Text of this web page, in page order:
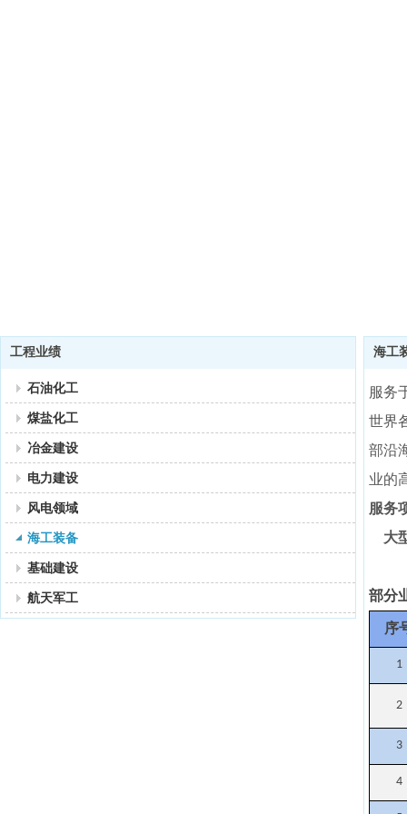
工程业绩
石油化工
煤盐化工
冶金建设
电力建设
风电领域
海工装备
基础建设
航天军工
海工
服务
世界
部沿
业的
服务
大
部分
序
1
2
3
4